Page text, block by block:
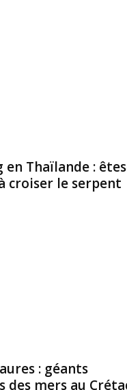
en Thaïlande :
croiser le serpent
: géants
des mers au